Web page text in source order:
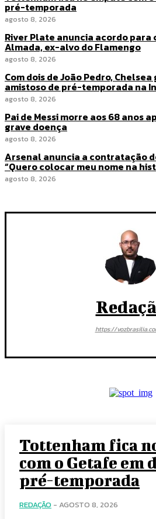
pré-temporada
agosto 8, 2026
River Plate anuncia acordo
Almada, ex-alvo do Flamengo
agosto 8, 2026
Com dois de João Pedro,
amistoso de pré-temporada na
agosto 8, 2026
Pai de Messi morre aos 68 anos
grave doença
agosto 8, 2026
Arsenal anuncia a contratação
“Quero colocar meu nome na
agosto 8, 2026
https://
Tottenham fica
com o Getafe em
pré-temporada
REDAÇÃO - AGOSTO 8, 2026